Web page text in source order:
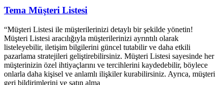
Tema Müşteri Listesi
“Müşteri Listesi ile müşterilerinizi detaylı bir şekilde yönetin!
Müşteri Listesi aracılığıyla müşterilerinizi ayrıntılı olarak
listeleyebilir, iletişim bilgilerini güncel tutabilir ve daha etkili
pazarlama stratejileri geliştirebilirsiniz. Müşteri Listesi sayesinde her
müşterinizin özel ihtiyaçlarını ve tercihlerini kaydedebilir, böylece
onlarla daha kişisel ve anlamlı ilişkiler kurabilirsiniz. Ayrıca, müşteri
geri bildirimlerini ve satın alma